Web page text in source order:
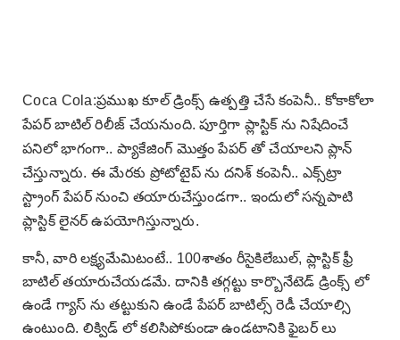
Coca Cola:ప్రముఖ కూల్ డ్రింక్స్ ఉత్పత్తి చేసే కంపెనీ.. కోకాకోలా
పేపర్ బాటిల్ రిలీజ్ చేయనుంది. పూర్తిగా ప్లాస్టిక్ ను నిషేదించే
పనిలో భాగంగా.. ప్యాకేజింగ్ మొత్తం పేపర్ తో చేయాలని ప్లాన్
చేస్తున్నారు. ఈ మేరకు ప్రోటోటైప్ ను దనిశ్ కంపెనీ.. ఎక్స్‌ట్రా
స్ట్రాంగ్ పేపర్ నుంచి తయారుచేస్తుండగా.. ఇందులో సన్నపాటి
ప్లాస్టిక్ లైనర్ ఉపయోగిస్తున్నారు.
కానీ, వారి లక్ష్యమేమిటంటే.. 100శాతం రీసైకిలేబుల్, ప్లాస్టిక్ ఫ్రీ
బాటిల్ తయారుచేయడమే. దానికి తగ్గట్టు కార్బొనేటెడ్ డ్రింక్స్ లో
ఉండే గ్యాస్ ను తట్టుకుని ఉండే పేపర్ బాటిల్స్ రెడీ చేయాల్సి
ఉంటుంది. లిక్విడ్ లో కలిసిపోకుండా ఉండటానికి ఫైబర్ లు